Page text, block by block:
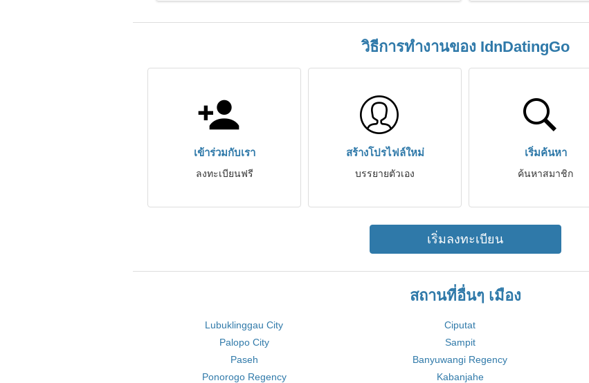
วิธีการทำงานของ IdnDatingGo
เข้าร่วมกับเรา
ลงทะเบียนฟรี
สร้างโปรไฟล์ใหม่
บรรยายตัวเอง
เริ่มค้นหา
ค้นหาสมาชิก
เริ่มลงทะเบียน
สถานที่อื่นๆ เมือง
Lubuklinggau City Ciputat
Palopo City
Sampit
Paseh
Banyuwangi Regency
Ponorogo Regency
Kabanjahe